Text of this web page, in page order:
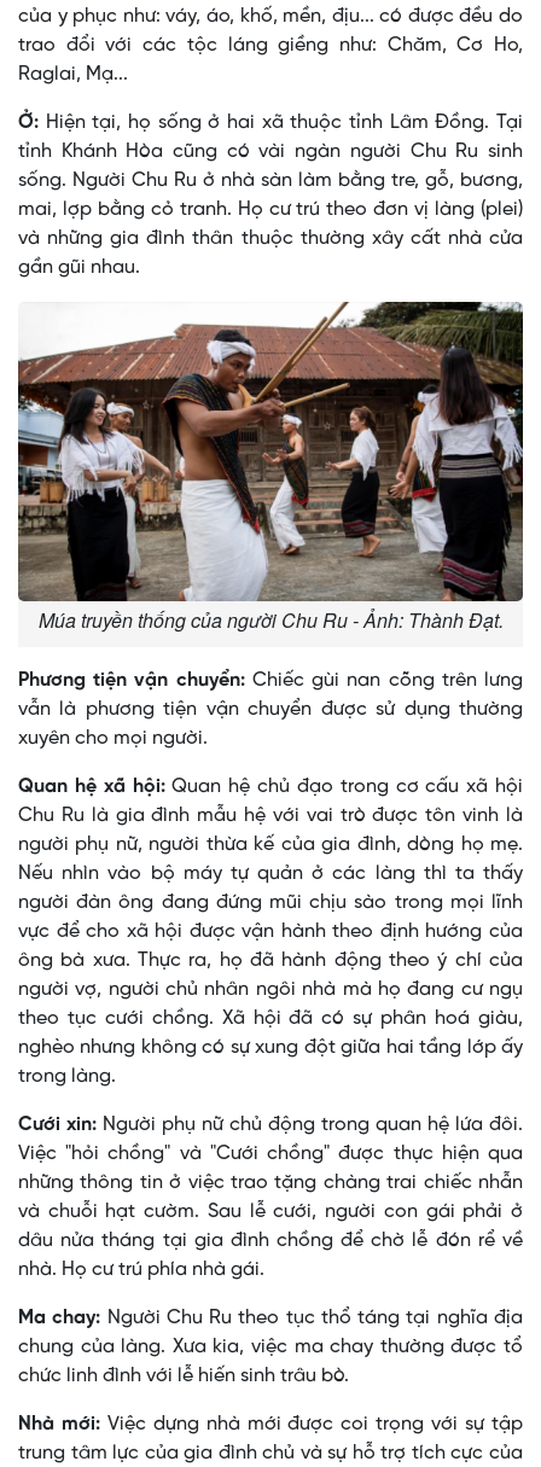
của y phục như: váy, áo, khố, mền, địu... có được đều do
trao đổi với các tộc láng giềng như: Chăm, Cơ Ho,
Raglai, Mạ...
Ở: Hiện tại, họ sống ở hai xã thuộc tỉnh Lâm Ðồng. Tại
tỉnh Khánh Hòa cũng có vài ngàn người Chu Ru sinh
sống. Người Chu Ru ở nhà sàn làm bằng tre, gỗ, bương,
mai, lợp bằng cỏ tranh. Họ cư trú theo đơn vị làng (plei)
và những gia đình thân thuộc thường xây cất nhà cửa
gần gũi nhau.
Múa truyền thống của người Chu Ru - Ảnh: Thành Đạt.
Phương tiện vận chuyển: Chiếc gùi nan cõng trên lưng
vẫn là phương tiện vận chuyển được sử dụng thường
xuyên cho mọi người.
Quan hệ xã hội:Quan hệ chủ đạo trong cơ cấu xã hội
Chu Ru là gia đình mẫu hệ với vai trò được tôn vinh là
người phụ nữ, người thừa kế của gia đình, dòng họ mẹ.
Nếu nhìn vào bộ máy tự quản ở các làng thì ta thấy
người đàn ông đang đứng mũi chịu sào trong mọi lĩnh
vực để cho xã hội được vận hành theo định hướng của
ông bà xưa. Thực ra, họ đã hành động theo ý chí của
người vợ, người chủ nhân ngôi nhà mà họ đang cư ngụ
theo tục cưới chồng. Xã hội đã có sự phân hoá giàu,
nghèo nhưng không có sự xung đột giữa hai tầng lớp ấy
trong làng.
Cưới xin: Người phụ nữ chủ động trong quan hệ lứa đôi.
Việc "hỏi chồng" và "Cưới chồng" được thực hiện qua
những thông tin ở việc trao tặng chàng trai chiếc nhẫn
và chuỗi hạt cườm. Sau lễ cưới, người con gái phải ở
dâu nửa tháng tại gia đình chồng để chờ lễ đón rể về
nhà. Họ cư trú phía nhà gái.
Ma chay: Người Chu Ru theo tục thổ táng tại nghĩa địa
chung của làng. Xưa kia, việc ma chay thường được tổ
chức linh đình với lễ hiến sinh trâu bò.
Nhà mới:Việc dựng nhà mới được coi trọng với sự tập
trung tâm lực của gia đình chủ và sự hỗ trợ tích cực của